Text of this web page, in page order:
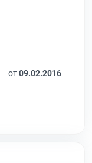
от09.02.2016